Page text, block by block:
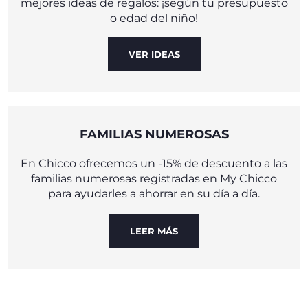
mejores ideas de regalos: ¡según tu presupuesto
o edad del niño!
VER IDEAS
FAMILIAS NUMEROSAS
En Chicco ofrecemos un -15% de descuento a las
familias numerosas registradas en My Chicco
para ayudarles a ahorrar en su día a día.
LEER MÁS